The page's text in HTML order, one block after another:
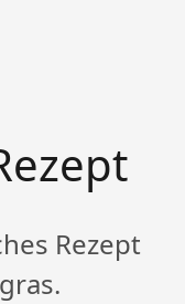
Rezept